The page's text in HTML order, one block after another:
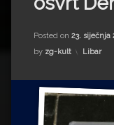
Impressum
Milenko Strižak
Drugi autori
Drugi autori
Ljiljana Lekanić-
Posted on 23. siječnja
by zg-kult Libar